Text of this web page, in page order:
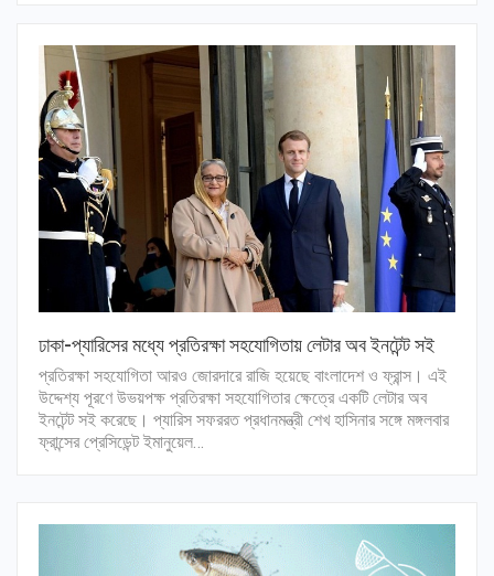
ঢাকা-প্যারিসের মধ্যে প্রতিরক্ষা সহযোগিতায় লেটার অব ইনটেন্ট সই
প্রতিরক্ষা সহযোগিতা আরও জোরদারে রাজি হয়েছে বাংলাদেশ ও ফ্রান্স। এই
উদ্দেশ্য পূরণে উভয়পক্ষ প্রতিরক্ষা সহযোগিতার ক্ষেত্রে একটি লেটার অব
ইনটেন্ট সই করেছে। প্যারিস সফররত প্রধানমন্ত্রী শেখ হাসিনার সঙ্গে মঙ্গলবার
ফ্রান্সের প্রেসিডেন্ট ইমানুয়েল…